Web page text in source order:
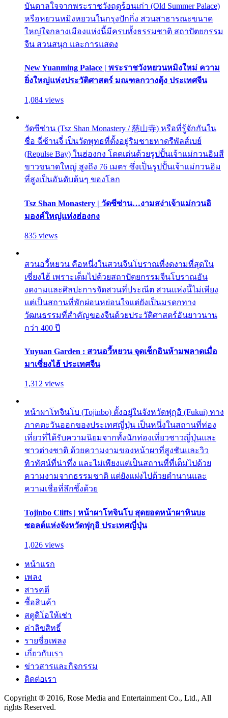
บันดาลใจจากพระราชวังฤดูร้อนเก่า (Old Summer Palace)
หรือหยวนหมิงหยวนในกรุงปักกิ่ง สวนสาธารณะขนาด
ใหญ่ใจกลางเมืองแห่งนี้มีครบทั้งธรรมชาติ สถาปัตยกรรม
จีน สวนสนุก และการแสดง
New Yuanming Palace | พระราชวังหยวนหมิงใหม่ ความ
ยิ่งใหญ่แห่งประวัติศาสตร์ มณฑลกวางตุ้ง ประเทศจีน
1,084 views
วัดซีซ่าน (Tsz Shan Monastery / 慈山寺) หรือที่รู้จักกันใน
ชื่อ ฉี่ซ้านจี๋ เป็นวัดพุทธที่ตั้งอยู่ริมชายหาดรีพัลส์เบย์
(Repulse Bay) ในฮ่องกง โดดเด่นด้วยรูปปั้นเจ้าแม่กวนอิมสี
ขาวขนาดใหญ่ สูงถึง 76 เมตร ซึ่งเป็นรูปปั้นเจ้าแม่กวนอิม
ที่สูงเป็นอันดับต้นๆ ของโลก
Tsz Shan Monastery | วัดซีซ่าน…งามสง่าเจ้าแม่กวนอิ
มองค์ใหญ่แห่งฮ่องกง
835 views
สวนอวี้หยวน คือหนึ่งในสวนจีนโบราณที่งดงามที่สุดใน
เซี่ยงไฮ้ เพราะเต็มไปด้วยสถาปัตยกรรมจีนโบราณอัน
งดงามและศิลปะการจัดสวนที่ประณีต สวนแห่งนี้ไม่เพียง
แต่เป็นสถานที่พักผ่อนหย่อนใจแต่ยังเป็นมรดกทาง
วัฒนธรรมที่สำคัญของจีนด้วยประวัติศาสตร์อันยาวนาน
กว่า 400 ปี
Yuyuan Garden : สวนอวี้หยวน จุดเช็กอินห้ามพลาดเมื่อ
มาเซี่ยงไฮ้ ประเทศจีน
1,312 views
หน้าผาโทจินโบ (Tojinbo) ตั้งอยู่ในจังหวัดฟุกุอิ (Fukui) ทาง
ภาคตะวันออกของประเทศญี่ปุ่น เป็นหนึ่งในสถานที่ท่อง
เที่ยวที่ได้รับความนิยมจากทั้งนักท่องเที่ยวชาวญี่ปุ่นและ
ชาวต่างชาติ ด้วยความงามของหน้าผาที่สูงชันและวิว
ทิวทัศน์ที่น่าทึ่ง และไม่เพียงแต่เป็นสถานที่ที่เต็มไปด้วย
ความงามจากธรรมชาติ แต่ยังแฝงไปด้วยตำนานและ
ความเชื่อที่ลึกซึ้งด้วย
Tojinbo Cliffs | หน้าผาโทจินโบ สุดยอดหน้าผาหินบะ
ซอลต์แห่งจังหวัดฟุกุอิ ประเทศญี่ปุ่น
1,026 views
หน้าแรก
เพลง
สารคดี
ซื้อสินค้า
สตูดิโอให้เช่า
ค่าลิขสิทธิ์
รายชื่อเพลง
เกี่ยวกับเรา
ข่าวสารและกิจกรรม
ติดต่อเรา
Copyright ® 2016, Rose Media and Entertainment Co., Ltd., All
rights Reserved.